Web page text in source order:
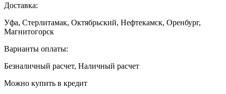
Доставка:
Уфа, Стерлитамак, Октябрьский, Нефтекамск, Оренбург,
Магнитогорск
Варианты оплаты:
Безналичный расчет, Наличный расчет
Можно купить в кредит